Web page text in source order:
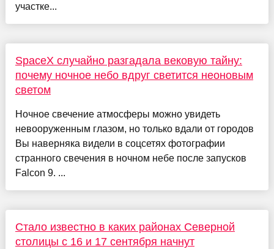
участке...
SpaceX случайно разгадала вековую тайну:
почему ночное небо вдруг светится неоновым
светом
Ночное свечение атмосферы можно увидеть
невооруженным глазом, но только вдали от городов
Вы наверняка видели в соцсетях фотографии
странного свечения в ночном небе после запусков
Falcon 9. ...
Стало известно в каких районах Северной
столицы с 16 и 17 сентября начнут